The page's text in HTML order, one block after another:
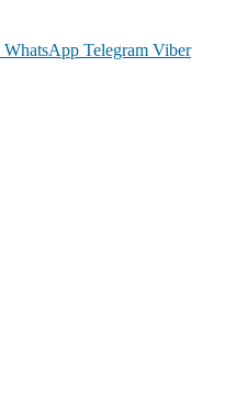
WhatsApp Telegram Viber